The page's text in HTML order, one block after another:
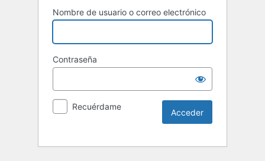
Nombre de usuario o correo electrónico
Contraseña
Recuérdame